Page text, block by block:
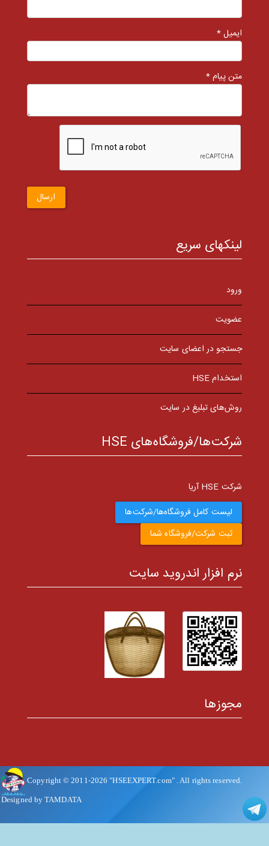
ایمیل *
متن پیام *
ارسال
لینکهای سریع
ورود
عضویت
جستجو در اعضای سایت
استخدام HSE
روش‌های تبلیغ در سایت
شرکت‌ها/فروشگاه‌های HSE
شرکت HSE آریا
لیست کامل فروشگاه‌ها/شرکت‌ها
ثبت شرکت/فروشگاه شما
نرم افزار اندروید سایت
مجوزها
Copyright © 2011-2026 "HSEEXPERT.com". All rights reserved.
Designed by TAMDATA